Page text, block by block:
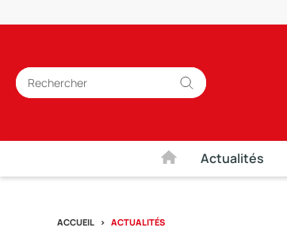
Actualités
ACCUEIL ACTUALITÉS